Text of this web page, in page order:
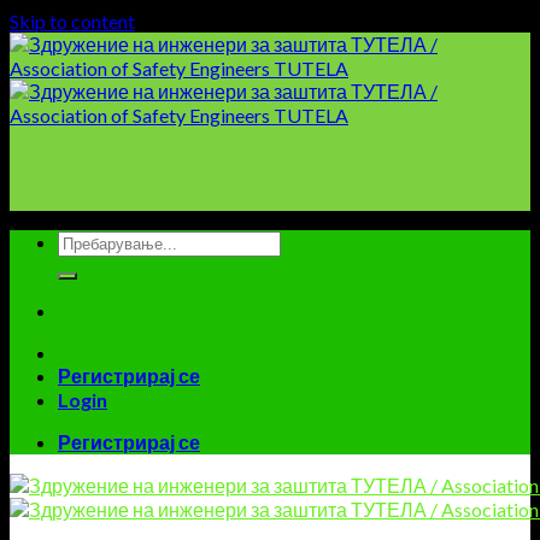
Skip to content
Регистрирај се
Login
Регистрирај се